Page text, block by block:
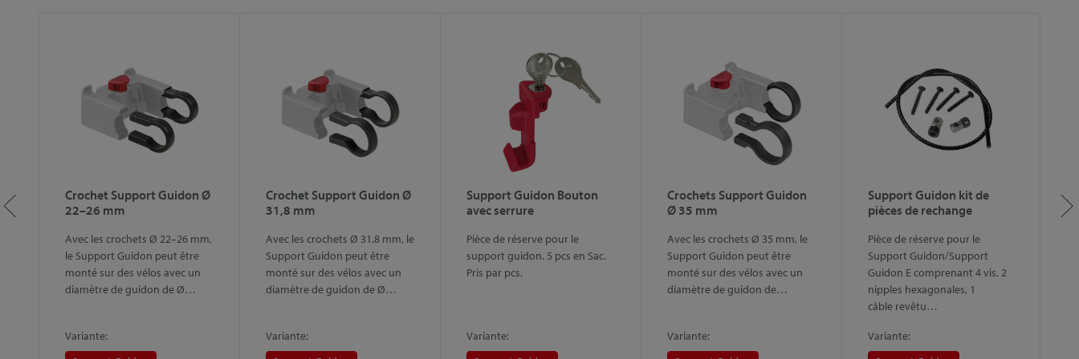
Crochet Support Guidon Ø
22–26 mm
Avec les crochets Ø 22–26 mm,
le Support Guidon peut être
monté sur des vélos avec un
diamètre de guidon de Ø…
Variante:
Crochet Support Guidon Ø
31,8 mm
Avec les crochets Ø 31,8 mm, le
Support Guidon peut être
monté sur des vélos avec un
diamètre de guidon de Ø…
Variante:
Support Guidon Bouton
avec serrure
Pièce de réserve pour le
support guidon. 5 pcs en Sac.
Pris par pcs.
Variante:
Crochets Support Guidon
Ø 35 mm
Avec les crochets Ø 35 mm, le
Support Guidon peut être
monté sur des vélos avec un
diamètre de guidon de…
Variante:
Support Guidon kit de
pièces de rechange
Pièce de réserve pour le
Support Guidon/Support
Guidon E comprenant 4 vis, 2
nipples hexagonales, 1
câble revêtu…
Variante: